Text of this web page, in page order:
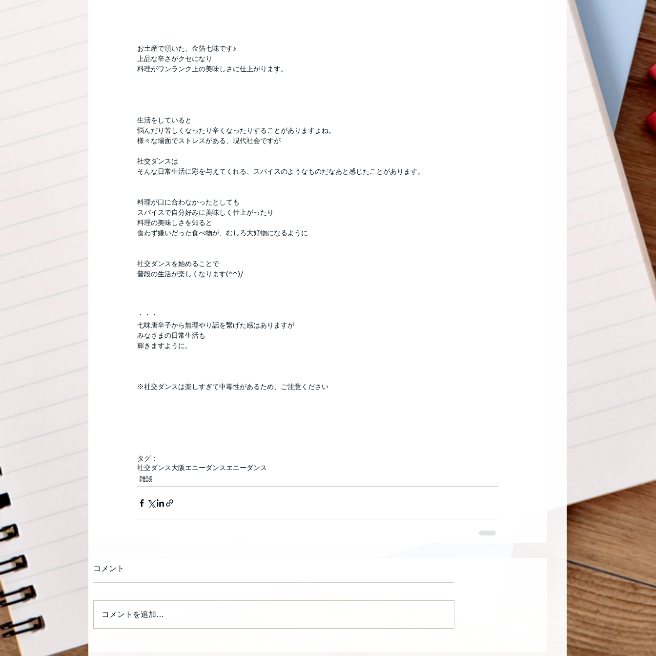
お土産で頂いた、金箔七味です♪
上品な辛さがクセになり
料理がワンランク上の美味しさに仕上がります。
生活をしていると
悩んだり苦しくなったり辛くなったりすることがありますよね。
様々な場面でストレスがある、現代社会ですが
社交ダンスは
そんな日常生活に彩を与えてくれる、スパイスのようなものだなあと感じたことがあります。
料理が口に合わなかったとしても
スパイスで自分好みに美味しく仕上がったり
料理の美味しさを知ると
食わず嫌いだった食べ物が、むしろ大好物になるように
社交ダンスを始めることで
普段の生活が楽しくなります(^^)/
・・・
七味唐辛子から無理やり話を繋げた感はありますが
みなさまの日常生活も
輝きますように。
※社交ダンスは楽しすぎて中毒性があるため、ご注意ください
タグ：
社交ダンス大阪エニーダンスエニーダンス
雑談
コメント
コメントを追加…